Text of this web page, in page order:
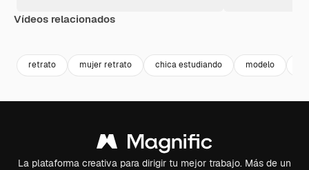
Vídeos relacionados
retrato mujer retrato chica estudiando modelo
La plataforma creativa para dirigir tu mejor trabajo. Más de un